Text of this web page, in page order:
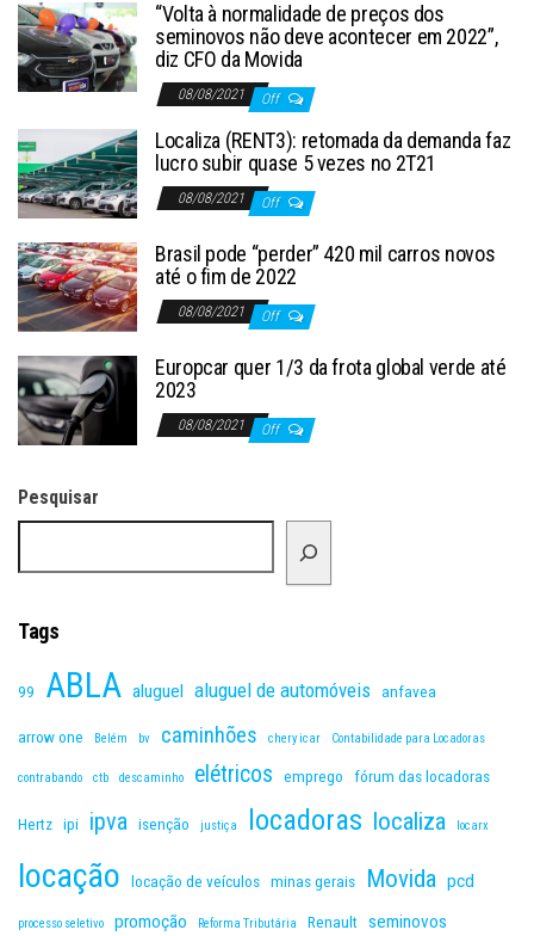
“Volta à normalidade de preços dos
seminovos não deve acontecer em 2022”,
diz CFO da Movida
08/08/2021 Off
Localiza (RENT3): retomada da demanda faz
lucro subir quase 5 vezes no 2T21
08/08/2021 Off
Brasil pode “perder” 420 mil carros novos
até o fim de 2022
08/08/2021 Off
Europcar quer 1/3 da frota global verde até
2023
08/08/2021 Off
Pesquisar
Tags
99 ABLA aluguel aluguel de automóveis anfavea
arrow one Belém bv caminhões chery icar Contabilidade para Locadoras
contrabando ctb descaminho elétricos emprego fórum das locadoras
Hertz ipi ipva isenção justiça locadoras localiza locarx
locação locação de veículos minas gerais Movida pcd
processo seletivo promoção Reforma Tributária Renault seminovos